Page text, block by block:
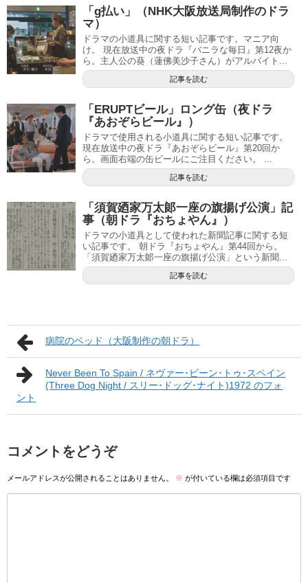
「g払い」（NHK大阪放送局制作のドラ
マ）
ドラマの小道具に関する短い記事です。マニア向
け。 現在放送中の夜ドラ『バニラな毎日』第12夜か
ら。主人公の葵（蓮佛美沙子さん）がアルバイト...
記事を読む
「ERUPTビール」ロング缶（夜ドラ
『あおぞらビール』）
ドラマで使用される小道具に関する短い記事です。
現在放送中の夜ドラ『あおぞらビール』第20回か
ら。画面右端の缶ビールにご注目ください。 ...
記事を読む
「須賀廼家万太郞一座の旗揚げ公演」記
事（朝ドラ『おちょやん』）
ドラマの小道具として使われた新聞記事に関する短
い記事です。 朝ドラ『おちょやん』第44回から。
「須賀廼家万太郞一座の旗揚げ公演」という新聞...
記事を読む
病院のベッド（大阪制作の朝ドラ）
Never Been To Spain / ネヴァー･ビーン･トゥ･スペイン
(Three Dog Night / スリー･ドッグ･ナイト)1972 のフォ
ント
コメントをどうぞ
メールアドレスが公開されることはありません。 ※ が付いている欄は必須項目です